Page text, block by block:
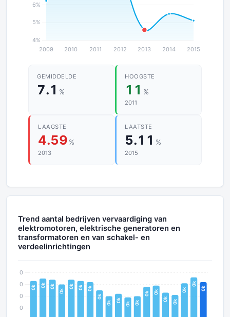
GEMIDDELDE
7.1 %
HOOGSTE
11 %
2011
LAAGSTE
4.59 %
2013
LAATSTE
5.11 %
2015
Trend aantal bedrijven vervaardiging van
elektromotoren, elektrische generatoren en
transformatoren en van schakel- en
verdeelinrichtingen